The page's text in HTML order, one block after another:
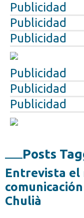
Publicidad
Publicidad
Publicidad
Publicidad
Publicidad
Publicidad
Posts
Entrevista el
Chulià